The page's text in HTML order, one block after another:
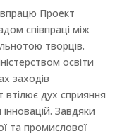
Проект
співпраці між
творців.
освіти
заходів
втілює дух сприяння
Завдяки
та промислової